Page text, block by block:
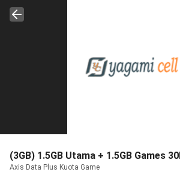
(3GB) 1.5GB Utama + 1.5GB Games
Axis Data Plus Kuota Game